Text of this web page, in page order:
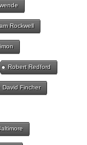
Rockwell
Robert Redford
David Fincher